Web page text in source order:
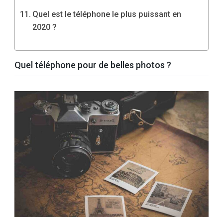
Quel est le téléphone le plus puissant en
2020 ?
Quel téléphone pour de belles photos ?